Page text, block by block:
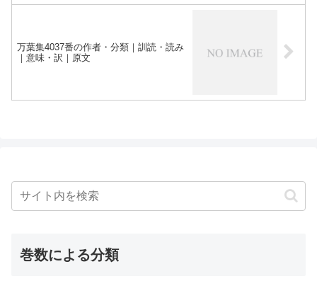
万葉集4037番の作者・分類｜訓読・読み
｜意味・訳｜原文
巻数による分類